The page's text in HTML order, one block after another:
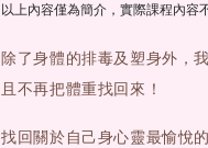
以上內容僅為簡介，實際課程內容
除了身體的排毒及塑身外，
且不再把體重找回來！
找回關於自己身心靈最愉悅